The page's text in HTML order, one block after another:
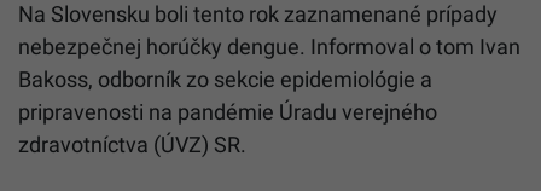
Na Slovensku boli tento rok zaznamenané prípady
nebezpečnej horúčky dengue. Informoval o tom Ivan
Bakoss, odborník zo sekcie epidemiológie a
pripravenosti na pandémie Úradu verejného
zdravotníctva (ÚVZ) SR.